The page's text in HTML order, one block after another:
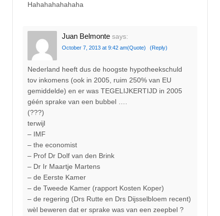
Hahahahahahaha
Juan Belmonte says:
October 7, 2013 at 9:42 am(Quote) (Reply)
Nederland heeft dus de hoogste hypotheekschuld
tov inkomens (ook in 2005, ruim 250% van EU
gemiddelde) en er was TEGELIJKERTIJD in 2005
géén sprake van een bubbel ….
(???)
terwijl
– IMF
– the economist
– Prof Dr Dolf van den Brink
– Dr Ir Maartje Martens
– de Eerste Kamer
– de Tweede Kamer (rapport Kosten Koper)
– de regering (Drs Rutte en Drs Dijsselbloem recent)
wèl beweren dat er sprake was van een zeepbel ?